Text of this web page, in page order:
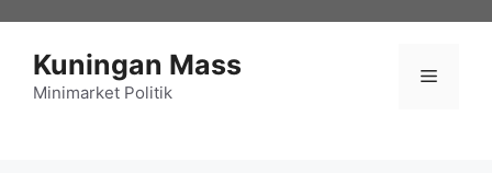
Kuningan Mass
Minimarket Politik
Menu